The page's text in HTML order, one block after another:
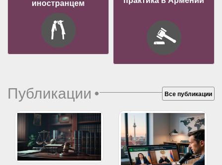
иностранцем
Публикации• Все публикации